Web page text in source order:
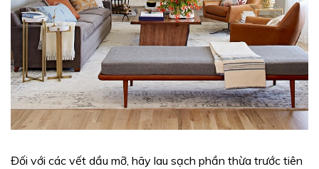
Đối với các vết dầu mỡ, hãy lau sạch phần thừa trước tiên